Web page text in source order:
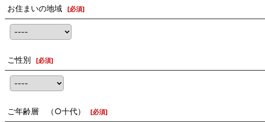
お住まいの地域 [必須]
ご性別 [必須]
ご年齢層 （○十代） [必須]